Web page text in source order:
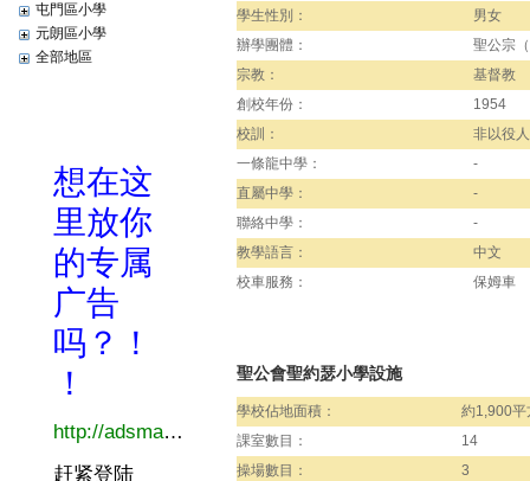
屯門區小學
元朗區小學
全部地區
學生性別：
男女
辦學團體：
聖公宗
宗教：
基督教
創校年份：
1954
校訓：
非以役
一條龍中學：
-
直屬中學：
-
聯絡中學：
-
教學語言：
中文
校車服務：
保姆車
聖公會聖約瑟小學設施
學校佔地面積：
約1,900平
課室數目：
14
操場數目：
3